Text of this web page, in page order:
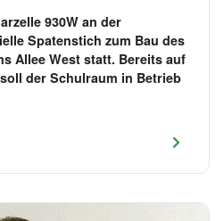
930W an der
Spatenstich zum Bau des
Allee West statt. Bereits auf
der Schulraum in Betrieb